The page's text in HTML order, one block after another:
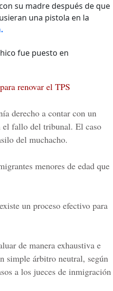
con su madre después de que
una pistola en la
fue puesto en
renovar el TPS
derecho a contar con un
el fallo del tribunal. El caso
del muchacho.
menores de edad que
un proceso efectivo para
de manera exhaustiva e
simple árbitro neutral, según
a los jueces de inmigración